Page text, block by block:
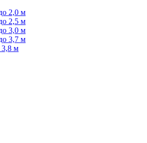
2,0 м
2,5 м
3,0 м
3,7 м
3,8 м